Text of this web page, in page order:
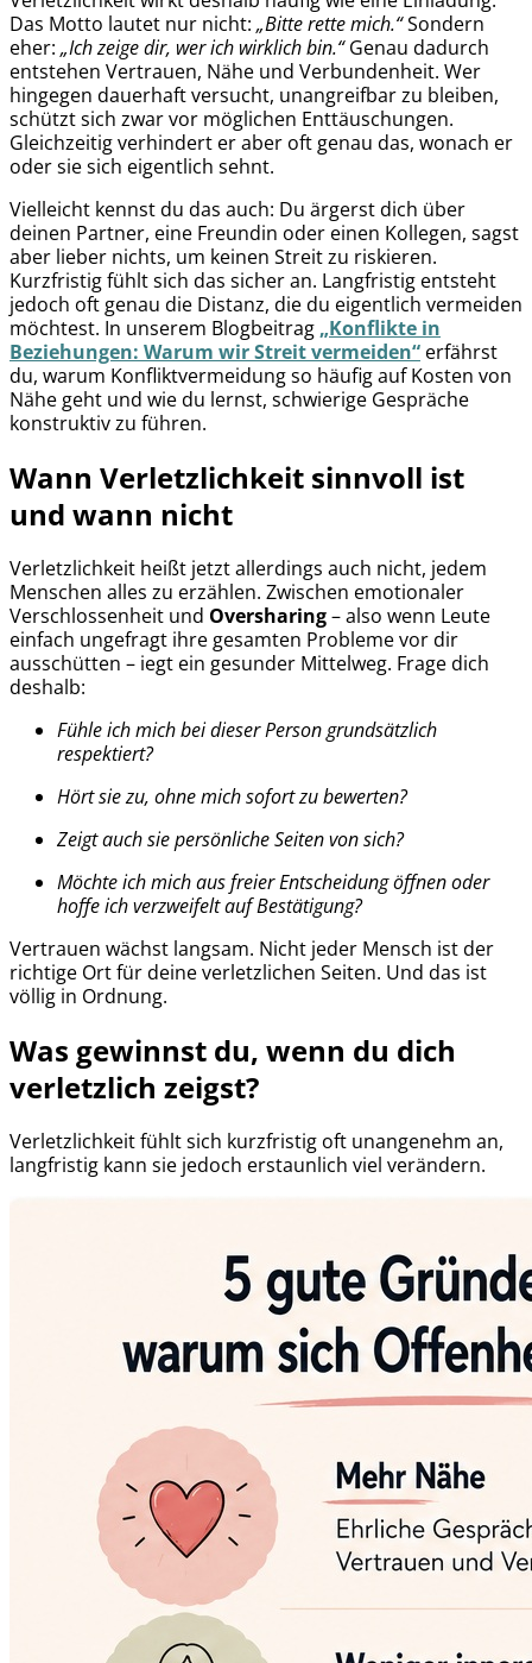
Das Motto lautet nur nicht: „Bitte rette mich.“Sondern
eher: „Ich zeige dir, wer ich wirklich bin.“Genau dadurch
entstehen Vertrauen, Nähe und Verbundenheit. Wer
hingegen dauerhaft versucht, unangreifbar zu bleiben,
schützt sich zwar vor möglichen Enttäuschungen.
Gleichzeitig verhindert er aber oft genau das, wonach er
oder sie sich eigentlich sehnt.
Vielleicht kennst du das auch: Du ärgerst dich über
deinen Partner, eine Freundin oder einen Kollegen, sagst
aber lieber nichts, um keinen Streit zu riskieren.
Kurzfristig fühlt sich das sicher an. Langfristig entsteht
jedoch oft genau die Distanz, die du eigentlich vermeiden
möchtest. In unserem Blogbeitrag „Konflikte in
Beziehungen: Warum wir Streit vermeiden“ erfährst
du, warum Konfliktvermeidung so häufig auf Kosten von
Nähe geht und wie du lernst, schwierige Gespräche
konstruktiv zu führen.
Wann Verletzlichkeit sinnvoll ist
und wann nicht
Verletzlichkeit heißt jetzt allerdings auch nicht, jedem
Menschen alles zu erzählen. Zwischen emotionaler
Verschlossenheit und Oversharing– also wenn Leute
einfach ungefragt ihre gesamten Probleme vor dir
ausschütten – iegt ein gesunder Mittelweg. Frage dich
deshalb:
Fühle ich mich bei dieser Person grundsätzlich
respektiert?
Hört sie zu, ohne mich sofort zu bewerten?
Zeigt auch sie persönliche Seiten von sich?
Möchte ich mich aus freier Entscheidung öffnen oder
hoffe ich verzweifelt auf Bestätigung?
Vertrauen wächst langsam. Nicht jeder Mensch ist der
richtige Ort für deine verletzlichen Seiten. Und das ist
völlig in Ordnung.
Was gewinnst du, wenn du dich
verletzlich zeigst?
Verletzlichkeit fühlt sich kurzfristig oft unangenehm an,
langfristig kann sie jedoch erstaunlich viel verändern.